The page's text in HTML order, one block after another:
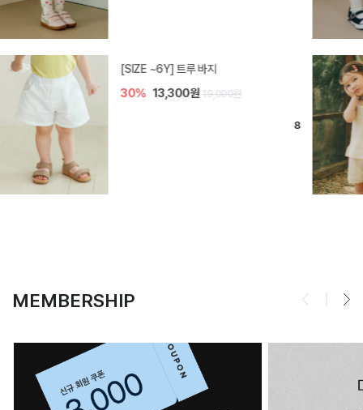
엘로디 니트 아기 바지
20% 16,000원 20,000원
MEMBERSHIP